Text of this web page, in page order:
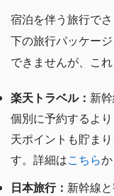
宿泊を伴う旅行で
下の旅行パッケー
できませんが、こ
楽天トラベル： 新
個別に予約するよ
天ポイントも貯ま
す。詳細はこちら
日本旅行： 新幹線